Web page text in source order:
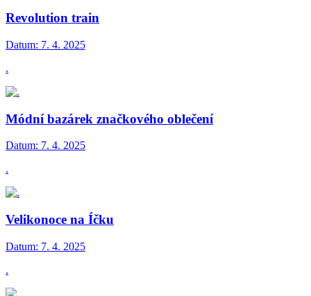
Revolution train
Datum: 7. 4. 2025
.
Módní bazárek značkového oblečení
Datum: 7. 4. 2025
.
Velikonoce na Íčku
Datum: 7. 4. 2025
.